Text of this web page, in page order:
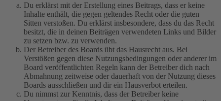
Du erklärst mit der Erstellung eines Beitrags, dass er keine
Inhalte enthält, die gegen geltendes Recht oder die guten
Sitten verstoßen. Du erklärst insbesondere, dass du das Recht
besitzt, die in deinen Beiträgen verwendeten Links und Bilder
zu setzen bzw. zu verwenden.
Der Betreiber des Boards übt das Hausrecht aus. Bei
Verstößen gegen diese Nutzungsbedingungen oder anderer im
Board veröffentlichten Regeln kann der Betreiber dich nach
Abmahnung zeitweise oder dauerhaft von der Nutzung dieses
Boards ausschließen und dir ein Hausverbot erteilen.
Du nimmst zur Kenntnis, dass der Betreiber keine